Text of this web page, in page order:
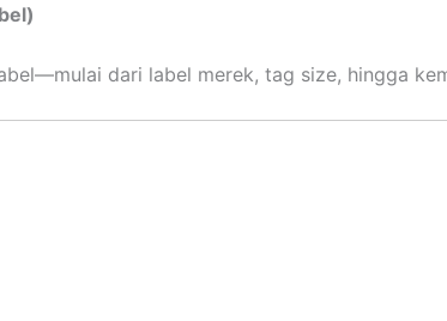
dari label merek, tag size, hingga